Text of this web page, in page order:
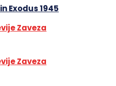
Exodus 1945
Zaveza
Zaveza